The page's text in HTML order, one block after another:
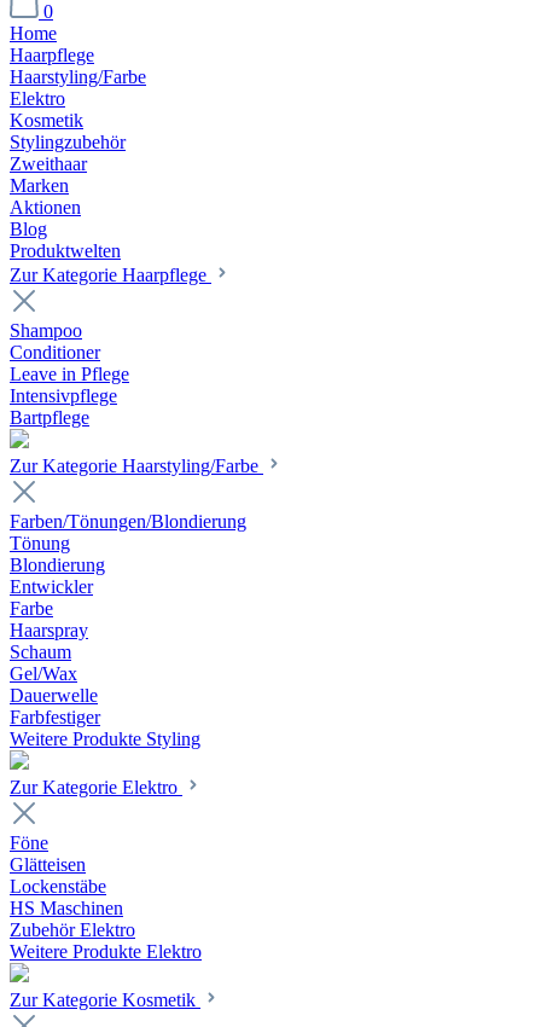
0
Home
Haarpflege
Haarstyling/Farbe
Elektro
Kosmetik
Stylingzubehör
Zweithaar
Marken
Aktionen
Blog
Produktwelten
Zur Kategorie Haarpflege
Shampoo
Conditioner
Leave in Pflege
Intensivpflege
Bartpflege
Zur Kategorie Haarstyling/Farbe
Farben/Tönungen/Blondierung
Tönung
Blondierung
Entwickler
Farbe
Haarspray
Schaum
Gel/Wax
Dauerwelle
Farbfestiger
Weitere Produkte Styling
Zur Kategorie Elektro
Föne
Glätteisen
Lockenstäbe
HS Maschinen
Zubehör Elektro
Weitere Produkte Elektro
Zur Kategorie Kosmetik